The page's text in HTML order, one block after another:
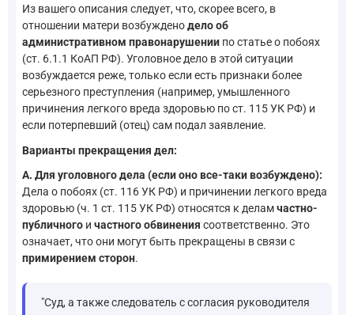
Из вашего описания следует, что, скорее всего, в
отношении матери возбужденодело об
административном правонарушении по статье о побоях
(ст. 6.1.1 КоАП РФ). Уголовное дело в этой ситуации
возбуждается реже, только если есть признаки более
серьезного преступления (например, умышленного
причинения легкого вреда здоровью по ст. 115 УК РФ) и
если потерпевший (отец) сам подал заявление.
Варианты прекращения дел:
А. Для уголовного дела (если оно все-таки возбуждено):
Дела о побоях (ст. 116 УК РФ) и причинении легкого вреда
здоровью (ч. 1 ст. 115 УК РФ) относятся к деламчастно-
публичного и частного обвинения соответственно. Это
означает, что они могут быть прекращены в связи с
примирением сторон.
"Суд, а также следователь с согласия руководителя